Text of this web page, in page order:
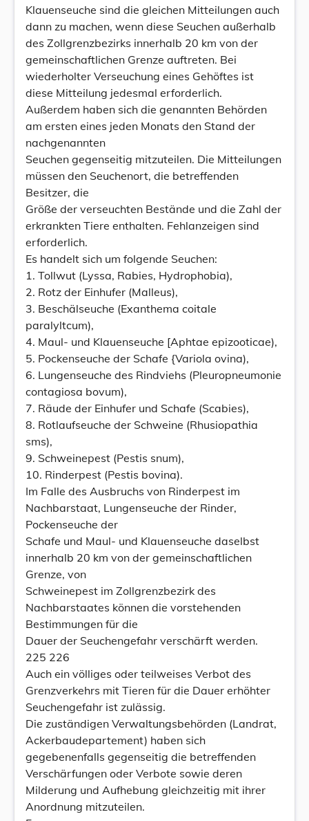
Klauenseuche sind die gleichen Mitteilungen auch
dann zu machen, wenn diese Seuchen außerhalb
des Zollgrenzbezirks innerhalb 20 km von der
gemeinschaftlichen Grenze auftreten. Bei
wiederholter Verseuchung eines Gehöftes ist
diese Mitteilung jedesmal erforderlich.
Außerdem haben sich die genannten Behörden
am ersten eines jeden Monats den Stand der
nachgenannten
Seuchen gegenseitig mitzuteilen. Die Mitteilungen
müssen den Seuchenort, die betreffenden
Besitzer, die
Größe der verseuchten Bestände und die Zahl der
erkrankten Tiere enthalten. Fehlanzeigen sind
erforderlich.
Es handelt sich um folgende Seuchen:
1. Tollwut (Lyssa, Rabies, Hydrophobia),
2. Rotz der Einhufer (Malleus),
3. Beschälseuche (Exanthema coitale
paralyltcum),
4. Maul- und Klauenseuche [Aphtae epizooticae),
5. Pockenseuche der Schafe {Variola ovina),
6. Lungenseuche des Rindviehs (Pleuropneumonie
contagiosa bovum),
7. Räude der Einhufer und Schafe (Scabies),
8. Rotlaufseuche der Schweine (Rhusiopathia
sms),
9. Schweinepest (Pestis snum),
10. Rinderpest (Pestis bovina).
Im Falle des Ausbruchs von Rinderpest im
Nachbarstaat, Lungenseuche der Rinder,
Pockenseuche der
Schafe und Maul- und Klauenseuche daselbst
innerhalb 20 km von der gemeinschaftlichen
Grenze, von
Schweinepest im Zollgrenzbezirk des
Nachbarstaates können die vorstehenden
Bestimmungen für die
Dauer der Seuchengefahr verschärft werden.
225 226
Auch ein völliges oder teilweises Verbot des
Grenzverkehrs mit Tieren für die Dauer erhöhter
Seuchengefahr ist zulässig.
Die zuständigen Verwaltungsbehörden (Landrat,
Ackerbaudepartement) haben sich
gegebenenfalls gegenseitig die betreffenden
Verschärfungen oder Verbote sowie deren
Milderung und Aufhebung gleichzeitig mit ihrer
Anordnung mitzuteilen.